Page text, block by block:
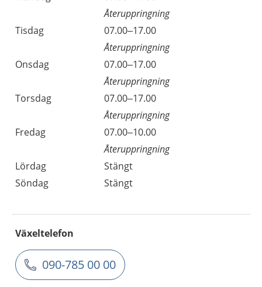
Återuppringning
Tisdag
07.00–17.00
Återuppringning
Onsdag
07.00–17.00
Återuppringning
Torsdag
07.00–17.00
Återuppringning
Fredag
07.00–10.00
Återuppringning
Lördag
Stängt
Söndag
Stängt
Växeltelefon
090-785 00 00